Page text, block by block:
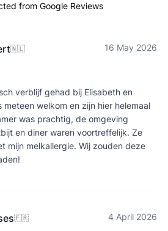
from Google Reviews
🇳🇱 16 May 2026
verblijf gehad bij Elisabeth en
meteen welkom en zijn hier helemaal
was prachtig, de omgeving
en diner waren voortreffelijk. Ze
mijn melkallergie. Wij zouden deze
🇫🇷 4 April 2026